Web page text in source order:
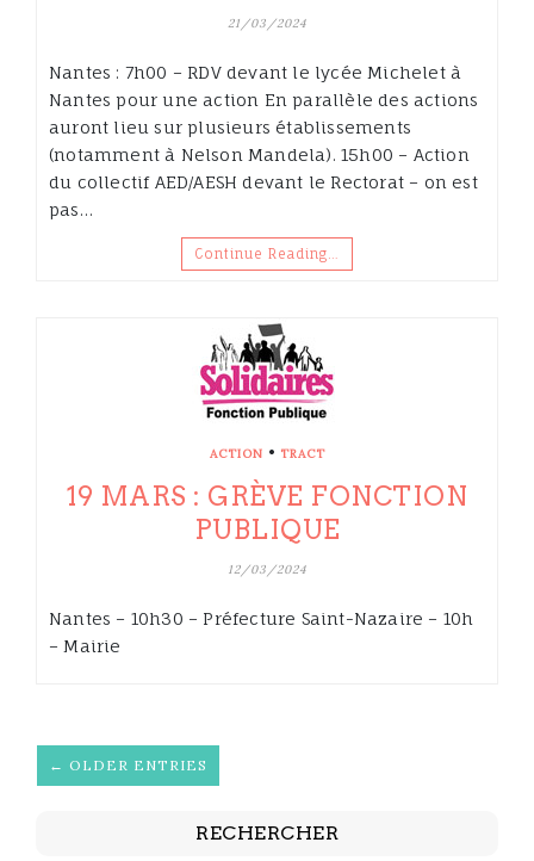
21/03/2024
Nantes : 7h00 – RDV devant le lycée Michelet à
Nantes pour une action En parallèle des actions
auront lieu sur plusieurs établissements
(notamment à Nelson Mandela). 15h00 – Action
du collectif AED/AESH devant le Rectorat – on est
pas…
Continue Reading…
ACTION • TRACT
19 MARS : GRÈVE FONCTION
PUBLIQUE
12/03/2024
Nantes – 10h30 – Préfecture Saint-Nazaire – 10h
– Mairie
← OLDER ENTRIES
RECHERCHER